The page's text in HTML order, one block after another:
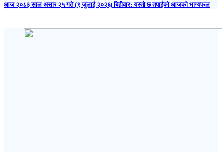
आज २०८३ साल असार २५ गते (९ जुलाई २०२६) बिहीवार: यस्तो छ तपाईंको आजको भाग्यफल